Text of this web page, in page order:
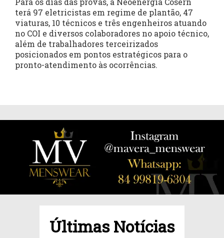
terá 97 eletricistas em regime de plantão, 47
viaturas, 10 técnicos e três engenheiros atuando
no COI e diversos colaboradores no apoio técnico,
além de trabalhadores terceirizados
posicionados em pontos estratégicos para o
pronto-atendimento às ocorrências.
Últimas Notícias